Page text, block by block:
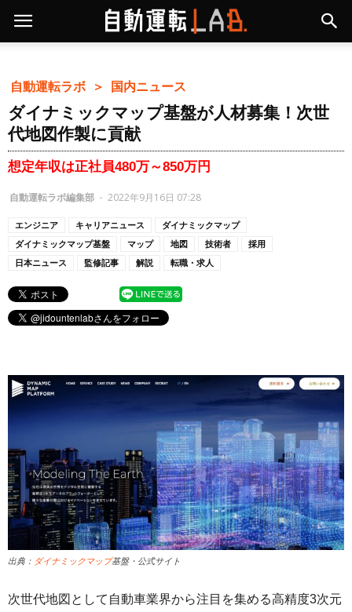
自動運転ラボ ＞ 国内ニュース
ダイナミックマップ基盤が人材募集！次世
代地図作製に貢献
想定年収は正社員480万～850万円
自動運転ラボ編集部 - 2022年9月16日 07:28
エンジニア キャリアニュース
ダイナミックマップ
ダイナミックマップ基盤
マップ 地図 技術者
採用
日本ニュース
監修記事 解説 転職・求人
出典： ダイナミックマップ基盤・公式サイト
次世代地図として自動車業界から注目を集める高精度3次元